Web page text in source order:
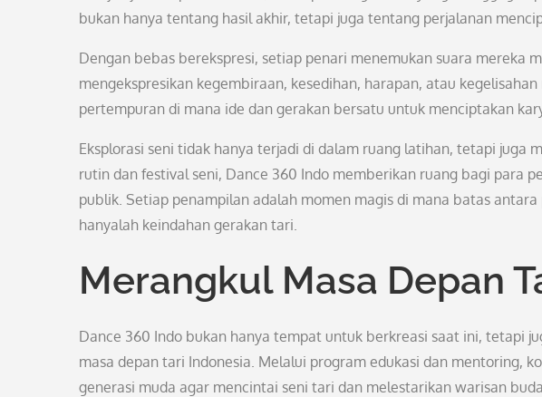
bukan hanya tentang hasil akhir, tetapi juga tentang perjalanan
Dengan bebas berekspresi, setiap penari menemukan suara mereka
mengekspresikan kegembiraan, kesedihan, harapan, atau
pertempuran di mana ide dan gerakan bersatu untuk menciptakan
Eksplorasi seni tidak hanya terjadi di dalam ruang latihan, tetapi juga
rutin dan festival seni, Dance 360 Indo memberikan ruang bagi para
publik. Setiap penampilan adalah momen magis di mana batas
hanyalah keindahan gerakan tari.
Merangkul Masa Depan
Dance 360 Indo bukan hanya tempat untuk berkreasi saat ini, tetapi
masa depan tari Indonesia. Melalui program edukasi dan mentoring,
generasi muda agar mencintai seni tari dan melestarikan warisan